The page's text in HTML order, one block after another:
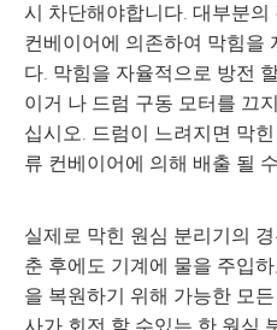
시 차단해야합니다. 대부분
컨베이어에 의존하여 막힘을
다. 막힘을 자율적으로 방전
이거 나 드럼 구동 모터를 끄
십시오. 드럼이 느려지면 막
류 컨베이어에 의해 배출 될
실제로 막힌 원심 분리기의
춘 후에도 기계에 물을 주입
을 복원하기 위해 가능한 모